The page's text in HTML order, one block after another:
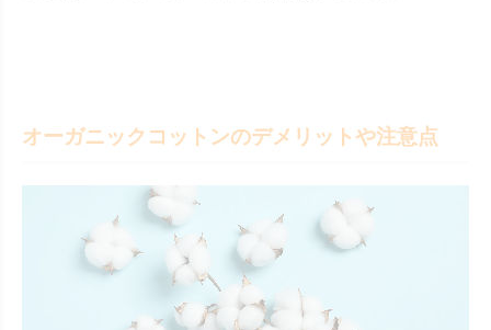
オーガニックコットンのデメリットや注意点